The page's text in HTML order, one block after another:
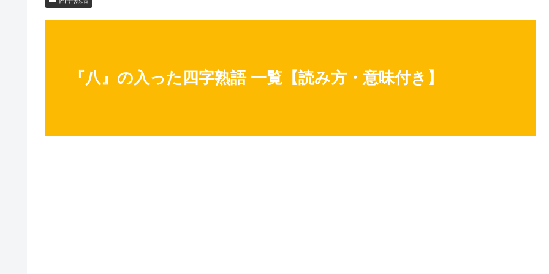
『八』の入った四字熟語 一覧【読み方・意味付き】